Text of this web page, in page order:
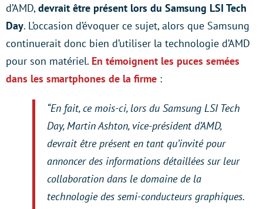
d’AMD,devrait être présent lors du Samsung LSI Tech
Day. L’occasion d’évoquer ce sujet, alors que Samsung
continuerait donc bien d’utiliser la technologie d’AMD
pour son matériel. En témoignent les puces semées
dans les smartphones de la firme :
“En fait, ce mois-ci, lors du Samsung LSI Tech
Day, Martin Ashton, vice-président d’AMD,
devrait être présent en tant qu’invité pour
annoncer des informations détaillées sur leur
collaboration dans le domaine de la
technologie des semi-conducteurs graphiques.